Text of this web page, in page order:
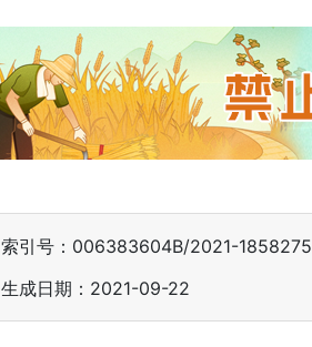
索引号：006383604B/2021-1858275
生成日期：2021-09-22